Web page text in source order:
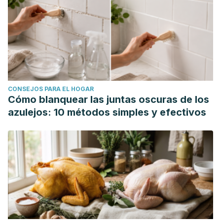
CONSEJOS PARA EL HOGAR
Cómo blanquear las juntas oscuras de los
azulejos: 10 métodos simples y efectivos